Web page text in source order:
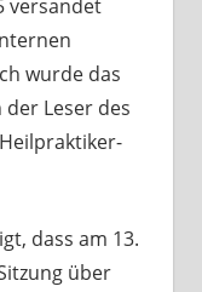
versandet
wurde das
Leser des
dass am 13.
über